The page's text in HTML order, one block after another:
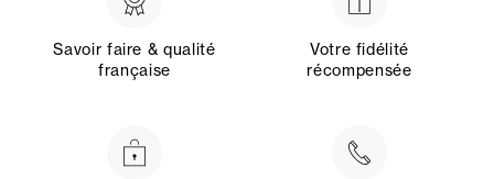
Savoir faire & qualité
française
Votre fidélité
récompensée